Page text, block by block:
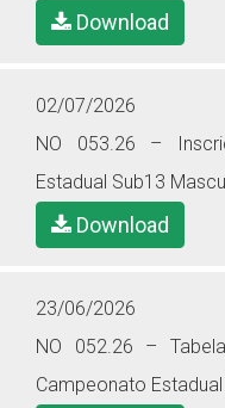
Download
02/07/2026
NO 053.26 –
Estadual Sub13
Download
23/06/2026
NO 052.26 –
Campeonato